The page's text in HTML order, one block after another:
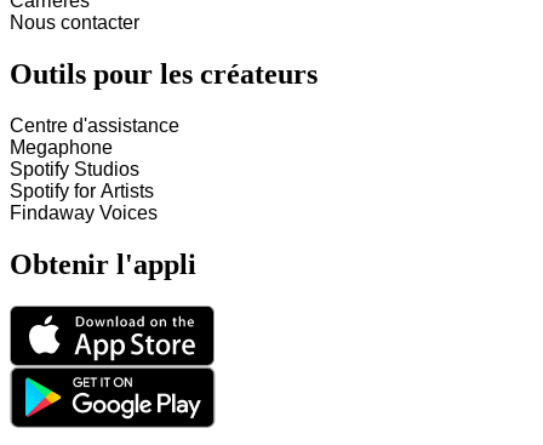
Nous contacter
Outils pour les créateurs
Centre d'assistance
Megaphone
Spotify Studios
Spotify for Artists
Findaway Voices
Obtenir l'appli